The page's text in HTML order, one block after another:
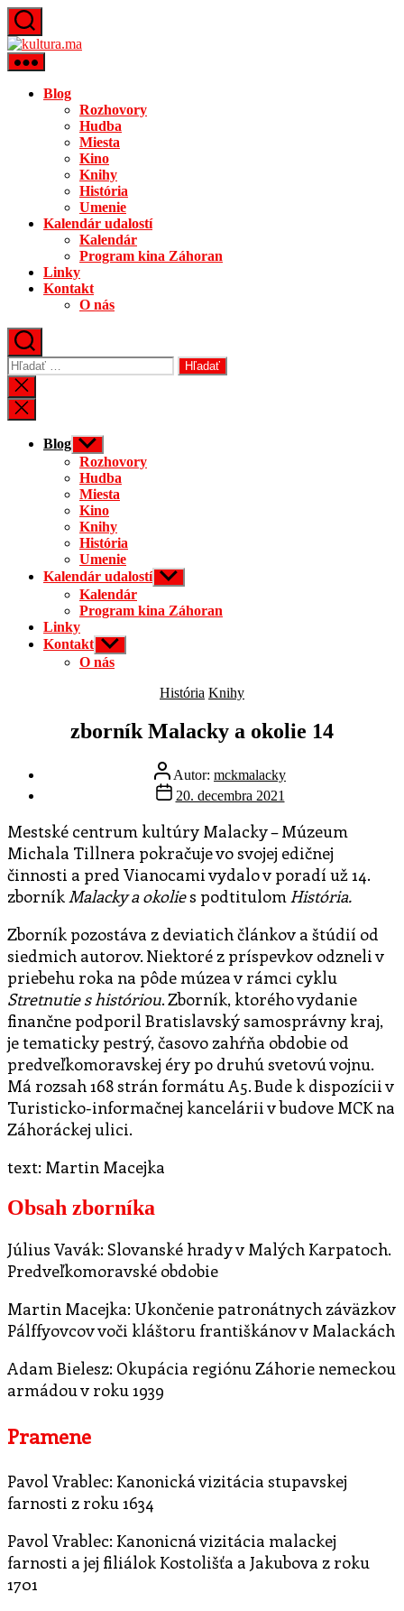
Preskočiť
na
obsah
Blog
Rozhovory
Hudba
Miesta
Kino
Knihy
História
Umenie
Kalendár udalostí
Kalendár
Program kina Záhoran
Linky
Kontakt
O nás
Vyhľadať:
Zatvoriť
vyhľadávanie
Blog Zobraziť
druhú
úroveň
navigácie
Rozhovory
Hudba
Miesta
Kino
Knihy
História
Umenie
Kalendár udalostí Zobraziť
druhú
úroveň
navigácie
Kalendár
Program kina Záhoran
Linky
Kontakt Zobraziť
druhú
úroveň
O nás
Kategórie
História Knihy
zborník Malacky a okolie 14
Autor
článku
Autor: mckmalacky
Dátum
článku
20. decembra 2021
Mestské centrum kultúry Malacky – Múzeum
Michala Tillnera pokračuje vo svojej edičnej
činnosti a pred Vianocami vydalo v poradí už 14.
zborníkMalacky a okolies podtitulomHistória.
Zborník pozostáva z deviatich článkov a štúdií od
siedmich autorov. Niektoré z príspevkov odzneli v
priebehu roka na pôde múzea v rámci cyklu
Stretnutie s históriou. Zborník, ktorého vydanie
finančne podporil Bratislavský samosprávny kraj,
je tematicky pestrý, časovo zahŕňa obdobie od
predveľkomoravskej éry po druhú svetovú vojnu.
Má rozsah 168 strán formátu A5. Bude k dispozícii v
Turisticko-informačnej kancelárii v budove MCK na
Záhoráckej ulici.
text: Martin Macejka
Obsah zborníka
Július Vavák: Slovanské hrady v Malých Karpatoch.
Predveľkomoravské obdobie
Martin Macejka: Ukončenie patronátnych záväzkov
Pálffyovcov voči kláštoru františkánov v Malackách
Adam Bielesz: Okupácia regiónu Záhorie nemeckou
armádou v roku 1939
Pramene
Pavol Vrablec: Kanonická vizitácia stupavskej
farnosti z roku 1634
Pavol Vrablec: Kanonicná vizitácia malackej
farnosti a jej filiálok Kostolišťa a Jakubova z roku
1701